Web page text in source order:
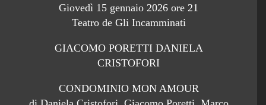
Giovedì 15 gennaio 2026 ore 21
Teatro de Gli Incamminati
GIACOMO PORETTI DANIELA
CRISTOFORI
CONDOMINIO MON AMOUR